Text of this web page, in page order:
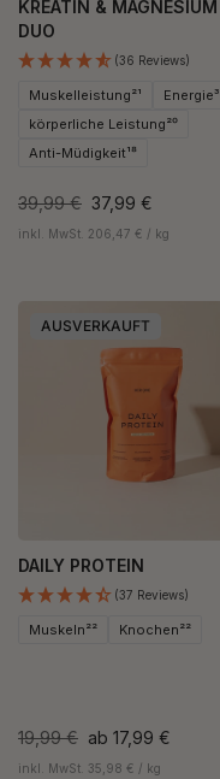
KREATIN & MAGNESIUM
DUO
(36 Reviews)
Muskelleistung²¹
Energie³
körperliche Leistung²⁰
Anti-Müdigkeit¹⁸
39,99 € 37,99 €
inkl. MwSt. 206,47 € / kg
AUSVERKAUFT
DAILY PROTEIN
(37 Reviews)
Muskeln²² Knochen²²
19,99 € ab 17,99 €
inkl. MwSt. 35,98 € / kg